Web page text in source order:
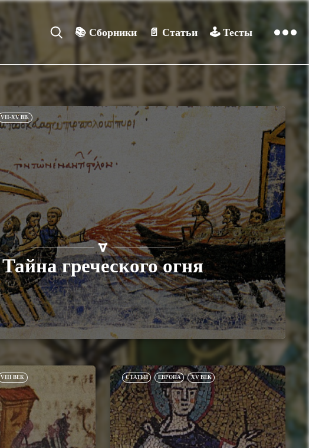
📚 Сборники 📄 Статьи 🕹️ Тесты
VII-XV ВВ.
Тайна греческого огня
VIII ВЕК СТАТЬИ ЕВРОПА XV ВЕК